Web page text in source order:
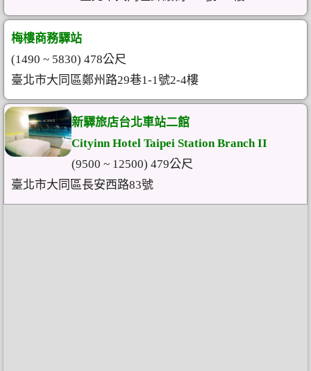
梅樓商務驛站
(1490 ~ 5830) 478公尺
臺北市大同區鄭州路29巷1-1號2-4樓
新驛旅店台北車站二館
Cityinn Hotel Taipei Station Branch II
(9500 ~ 12500) 479公尺
臺北市大同區長安西路83號